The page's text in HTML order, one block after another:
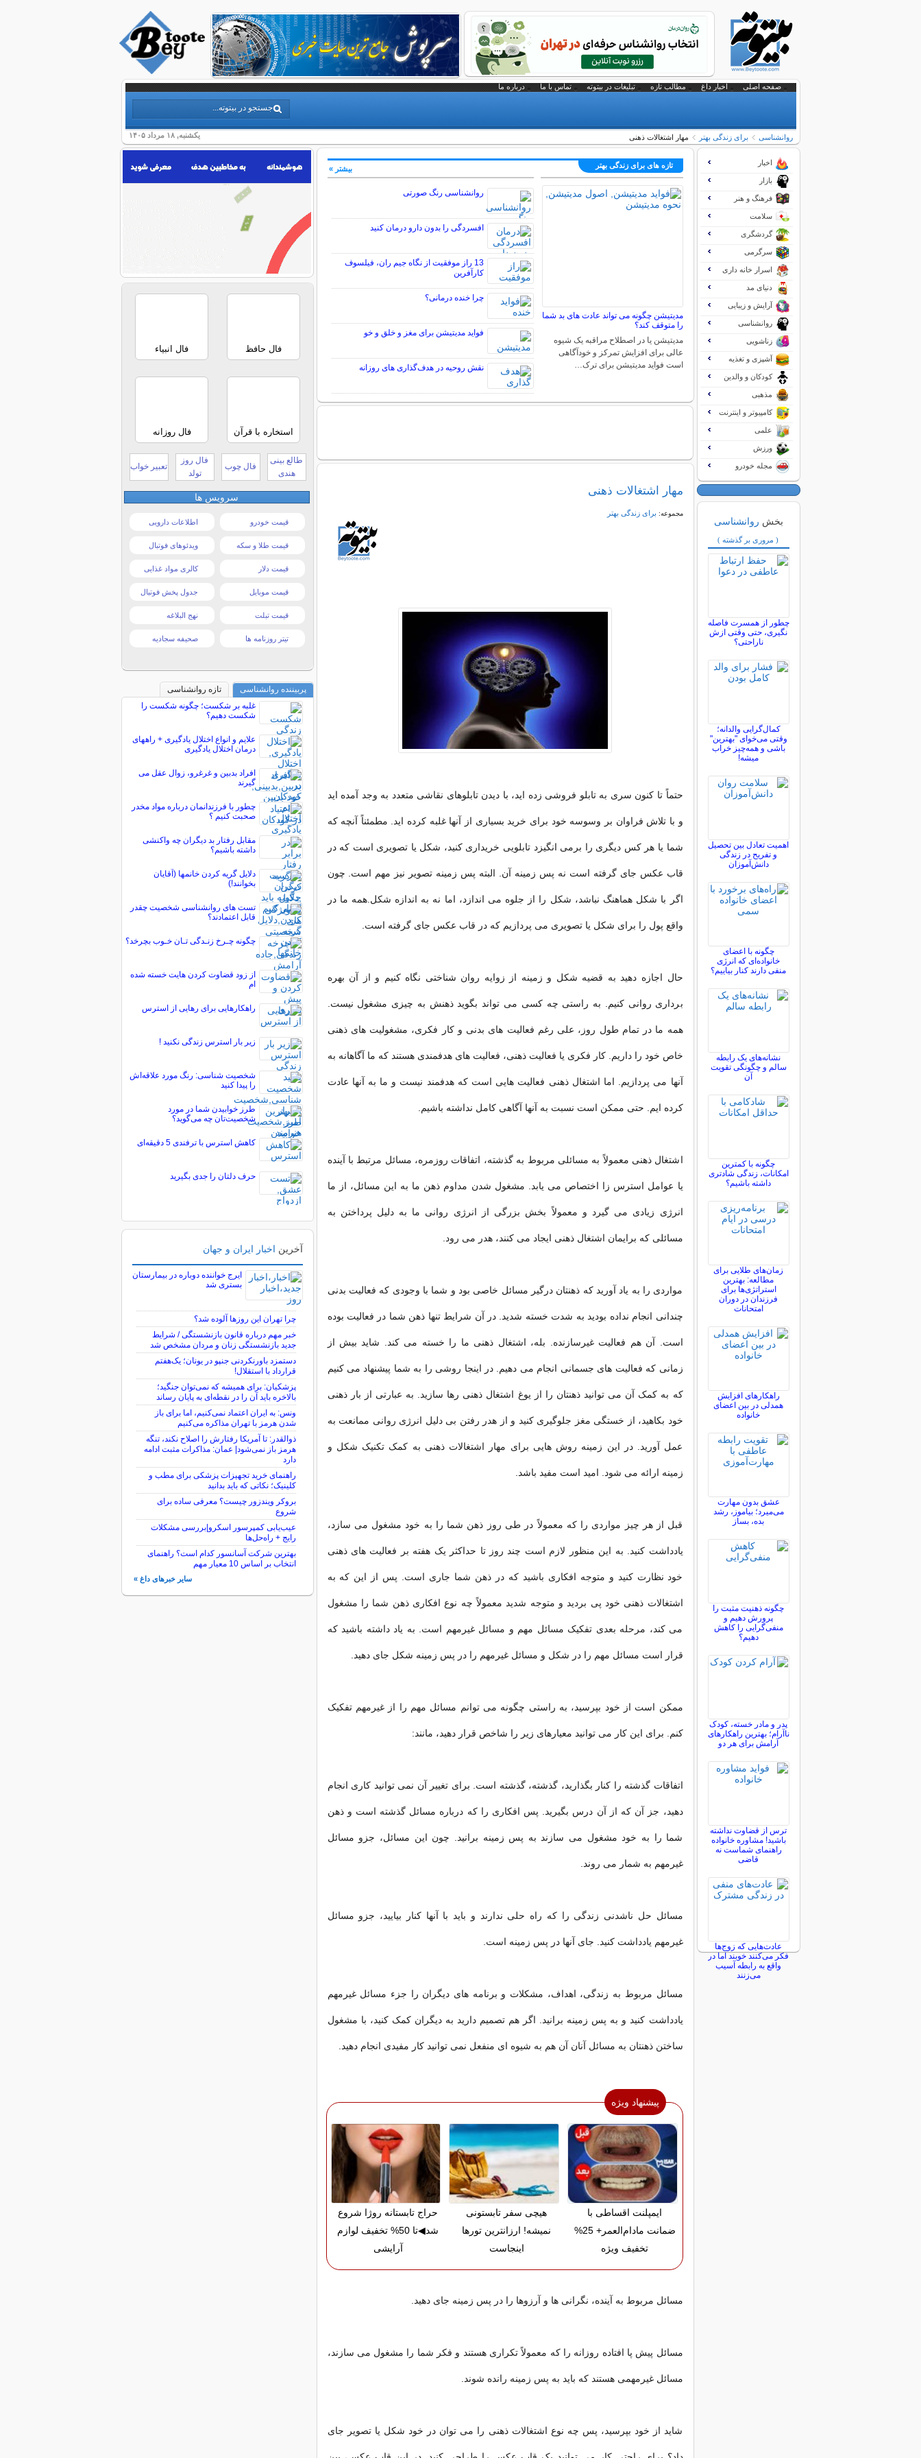
صفحه اصلی اخبار داغ مطالب تازه تبلیغات در بیتوته تماس با ما درباره ما
یکشنبه, ۱۸ مرداد ۱۴۰۵ روانشناسی برای زندگی بهتر مهار اشتغالات ذهنی
تازه های برای زندگی بهتر
مدیتیشن چگونه می تواند عادت های بد شما
را متوقف کند؟
مدیتیشن یا در اصطلاح مراقبه یک شیوه
عالی برای افزایش تمرکز و خودآگاهی
است فواید مدیتیشن برای ترک…
روانشناسی رنگ صورتی
افسردگی را بدون دارو درمان کنید
13 راز موفقیت از نگاه جیم ران، فیلسوف
کارآفرین
چرا خنده درمانی؟
فواید مدیتیشن برای مغز و خلق و خو
نقش روحیه در هدف‌گذاری‌ های روزانه
بیشتر »
مهار اشتغالات ذهنی
مجموعه: برای زندگی بهتر
حتماً تا کنون سری به تابلو فروشی زده اید، با دیدن تابلوهای نقاشی متعدد به وجد آمده اید
و با تلاش فراوان بر وسوسه خود برای خرید بسیاری از آنها غلبه کرده اید. مطمئناً آنچه که
شما یا هر کس دیگری را برمی انگیزد تابلویی خریداری کنید، شکل یا تصویری است که در
قاب عکس جای گرفته است نه پس زمینه آن. البته پس زمینه تصویر نیز مهم است. چون
اگر با شکل هماهنگ نباشد، شکل را از جلوه می اندازد، اما نه به اندازه شکل.همه ما در
واقع پول را برای شکل یا تصویری می پردازیم که در قاب عکس جای گرفته است.
حال اجازه دهید به قضیه شکل و زمینه از زوایه روان شناختی نگاه کنیم و از آن بهره
برداری روانی کنیم. به راستی چه کسی می تواند بگوید ذهنش به چیزی مشغول نیست.
همه ما در تمام طول روز، علی رغم فعالیت های بدنی و کار فکری، مشغولیت های ذهنی
خاص خود را داریم. کار فکری یا فعالیت ذهنی، فعالیت های هدفمندی هستند که ما آگاهانه به
آنها می پردازیم. اما اشتغال ذهنی فعالیت هایی است که هدفمند نیست و ما به آنها عادت
کرده ایم. حتی ممکن است نسبت به آنها آگاهی کامل نداشته باشیم.
اشتغال ذهنی معمولاً به مسائلی مربوط به گذشته، اتفاقات روزمره، مسائل مرتبط با آینده
یا عوامل استرس زا اختصاص می یابد. مشغول شدن مداوم ذهن ما به این مسائل، از ما
انرژی زیادی می گیرد و معمولاً بخش بزرگی از انرژی روانی ما به دلیل پرداختن به
مسائلی که برایمان اشتغال ذهنی ایجاد می کنند، هدر می رود.
مواردی را به یاد آورید که ذهنتان درگیر مسائل خاصی بود و شما با وجودی که فعالیت بدنی
چندانی انجام نداده بودید به شدت خسته شدید. در آن شرایط تنها ذهن شما در فعالیت بوده
است. آن هم فعالیت غیرسازنده. بله، اشتغال ذهنی ما را خسته می کند. شاید بیش از
زمانی که فعالیت های جسمانی انجام می دهیم. در اینجا روشی را به شما پیشنهاد می کنیم
که به کمک آن می توانید ذهنتان را از یوغ اشتغال ذهنی رها سازید. به عبارتی از بار ذهنی
خود بکاهید، از خستگی مغز جلوگیری کنید و از هدر رفتن بی دلیل انرژی روانی ممانعت به
عمل آورید. در این زمینه روش هایی برای مهار اشتغالات ذهنی به کمک تکنیک شکل و
زمینه ارائه می شود. امید است مفید باشد.
قبل از هر چیز مواردی را که معمولاً در طی روز ذهن شما را به خود مشغول می سازد،
یادداشت کنید. به این منظور لازم است چند روز تا حداکثر یک هفته بر فعالیت های ذهنی
خود نظارت کنید و متوجه افکاری باشید که در ذهن شما جاری است. پس از این که به
اشتغالات ذهنی خود پی بردید و متوجه شدید معمولاً چه نوع افکاری ذهن شما را مشغول
می کند، مرحله بعدی تفکیک مسائل مهم و مسائل غیرمهم است. به یاد داشته باشید که
قرار است مسائل مهم را در شکل و مسائل غیرمهم را در پس زمینه شکل جای دهید.
ممکن است از خود بپرسید، به راستی چگونه می توانم مسائل مهم را از غیرمهم تفکیک
کنم. برای این کار می توانید معیارهای زیر را شاخص قرار دهید، مانند:
اتفاقات گذشته را کنار بگذارید، گذشته، گذشته است. برای تغییر آن نمی توانید کاری انجام
دهید، جز آن که از آن درس بگیرید. پس افکاری را که درباره مسائل گذشته است و ذهن
شما را به خود مشغول می سازند به پس زمینه برانید. چون این مسائل، جزو مسائل
غیرمهم به شمار می روند.
مسائل حل ناشدنی زندگی را که راه حلی ندارند و باید با آنها کنار بیایید، جزو مسائل
غیرمهم یادداشت کنید. جای آنها در پس زمینه است.
مسائل مربوط به زندگی، اهداف، مشکلات و برنامه های دیگران را جزء مسائل غیرمهم
یادداشت کنید و به پس زمینه برانید. اگر هم تصمیم دارید به دیگران کمک کنید، با مشغول
ساختن ذهنتان به مسائل آنان آن هم به شیوه ای منفعل نمی توانید کار مفیدی انجام دهید.
پیشنهاد ویژه
ایمپلنت اقساطی با
ضمانت مادام‌العمر+ 25%
تخفیف ویژه
هیچی سفر تابستونی
نمیشه! ارزانترین تورها
اینجاست
حراج تابستانه روژا شروع
شد◀تا 50% تخفیف لوازم
آرایشی
مسائل مربوط به آینده، نگرانی ها و آرزوها را در پس زمینه جای دهید.
مسائل پیش پا افتاده روزانه را که معمولاً تکراری هستند و فکر شما را مشغول می سازند،
مسائل غیرمهمی هستند که باید به پس زمینه رانده شوند.
شاید از خود بپرسید، پس چه نوع اشتغالات ذهنی را می توان در خود شکل یا تصویر جای
اخبار
بازار
فرهنگ و هنر
سلامت
گردشگری
سرگرمی
اسرار خانه داری
دنیای مد
آرایش و زیبایی
روانشناسی
زناشویی
آشپزی و تغذیه
کودکان و والدین
مذهبی
کامپیوتر و اینترنت
علمی
ورزش
مجله خودرو
بخش روانشناسی
( مروری بر گذشته )
چطور از همسرت فاصله
نگيری، حتی وقتی ازش
ناراحتی؟
کمال‌گرایی والدانه؛
وقتی می‌خوای "بهترین"
باشی و همه‌چیز خراب
میشه!
اهمیت تعادل بین تحصیل
و تفریح در زندگی
دانش‌آموزان
چگونه با اعضای
خانواده‌ای که انرژی
منفی دارند کنار بیاییم؟
نشانه‌های یک رابطه
سالم و چگونگی تقویت
آن
چگونه با کمترین
امکانات، زندگی شادتری
داشته باشیم؟
زمان‌های طلایی برای
مطالعه: بهترین
استراتژی‌ها برای
فرزندان در دوران
امتحانات
راهکارهای افزایش
همدلی در بین اعضای
خانواده
عشق بدون مهارت
می‌میرد؛ بیاموز، رشد
بده، بساز
چگونه ذهنیت مثبت را
پرورش دهیم و
منفی‌گرایی را کاهش
دهیم؟
پدر و مادر خسته، کودک
ناآرام؛ بهترین راهکارهای
آرامش برای هر دو
ترس از قضاوت نداشته
باشید! مشاوره خانواده
راهنمای شماست نه
قاضی
عادت‌هایی که زوج‌ها
فکر می‌کنند خوبند اما در
واقع به رابطه آسیب
می‌زنند
فال حافظ فال انبیاء
استخاره با قرآن فال روزانه
طالع بینی
هندی
فال چوب
فال روز
تولد
تعبیر خواب
سرویس ها
قیمت خودرو اطلاعات دارویی
قیمت طلا و سکه ویدئوهای فوتبال
قیمت دلار کالری مواد غذایی
قیمت موبایل جدول پخش فوتبال
قیمت تبلت نهج البلاغه
تیتر روزنامه ها صحیفه سجادیه
پربیننده روانشناسی
تازه روانشناسی
غلبه بر شکست؛ چگونه شکست را
شکست دهیم؟
علایم و انواع اختلال یادگیری + راههای
درمان اختلال یادگیری
افراد بدبین و غرغرو، زوال عقل می
گیرند
چطور با فرزندانمان درباره مواد مخدر
صحبت کنیم ؟
مقابل رفتار بد دیگران چه واکنشی
داشته باشیم؟
دلایل گریه کردن خانمها (آقایان
بخوانند!)
تست های روانشناسی شخصیت چقدر
قابل اعتمادند؟
چگونه چـرخ زنـدگی تـان خـوب بچرخد؟
از زود قضاوت کردن هایت خسته شده
ام
راهکارهایی برای رهایی از استرس
زیر بار استرس زندگی نکنید !
شخصیت شناسی: رنگ مورد علاقه‌اش
را پیدا کنید
طرز خوابیدن شما در مورد
شخصیت‌تان چه می‌گوید؟
کاهش استرس با ترفندی 5 دقیقه‌ای
حرف دلتان را جدی بگیرید
آخرین اخبار ایران و جهان
ایرج خواننده دوباره در بیمارستان
بستری شد
چرا تهران این روزها آلوده شد؟
خبر مهم درباره قانون بازنشستگی / شرایط
جدید بازنشستگی زنان و مردان مشخص شد
دستمزد باورنکردنی جنپو در یونان؛ یک‌هفتم
قرارداد با استقلال!
پزشکیان: برای همیشه که نمی‌توان جنگید؛
بالاخره باید آن را در نقطه‌ای به پایان رساند
ونس: به ایران اعتماد نمی‌کنیم، اما برای باز
شدن هرمز با تهران مذاکره می‌کنیم
ذوالقدر: تا آمریکا رفتارش را اصلاح نکند، تنگه
هرمز باز نمی‌شود| عمان: مذاکرات مثبت ادامه
دارد
راهنمای خرید تجهیزات پزشکی برای مطب و
کلینیک؛ نکاتی که باید بدانید
بروکر ویندزور چیست؟ معرفی ساده برای
شروع
عیب‌یابی کمپرسور اسکرو|بررسی مشکلات
رایج + راه‌حل‌ها
بهترین شرکت آسانسور کدام است؟ راهنمای
انتخاب بر اساس 10 معیار مهم
سایر خبرهای داغ »